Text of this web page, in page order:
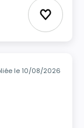
Ajouter
le 10/08/2026